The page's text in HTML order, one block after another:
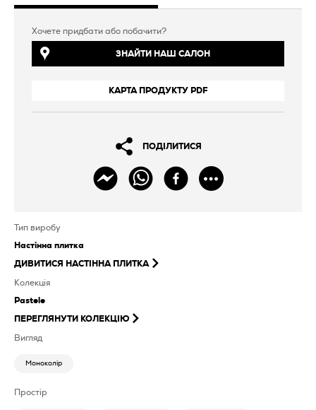
Хочете придбати або побачити?
ЗНАЙТИ НАШ САЛОН
КАРТА ПРОДУКТУ PDF
ПОДІЛИТИСЯ
Тип виробу
Настінна плитка
ДИВИТИСЯ НАСТІННА ПЛИТКА
Колекція
Pastele
ПЕРЕГЛЯНУТИ КОЛЕКЦІЮ
Вигляд
Моноколір
Простір